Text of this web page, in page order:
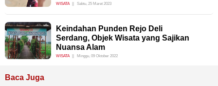
WISATA Sabtu, 25 Maret 2023
Keindahan Punden Rejo Deli
Serdang, Objek Wisata yang Sajikan
Nuansa Alam
WISATA Minggu, 09 Oktober 2022
Baca Juga